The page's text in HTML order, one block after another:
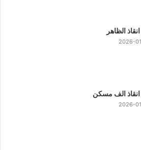
الظاهر
2026-
الف مسكن
2026-